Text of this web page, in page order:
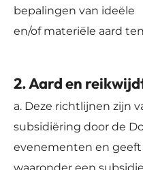
bepalingen van ideële
en/of materiële aard
2. Aard en
a. Deze richtlijnen zijn
subsidiëring door de
evenementen en geeft